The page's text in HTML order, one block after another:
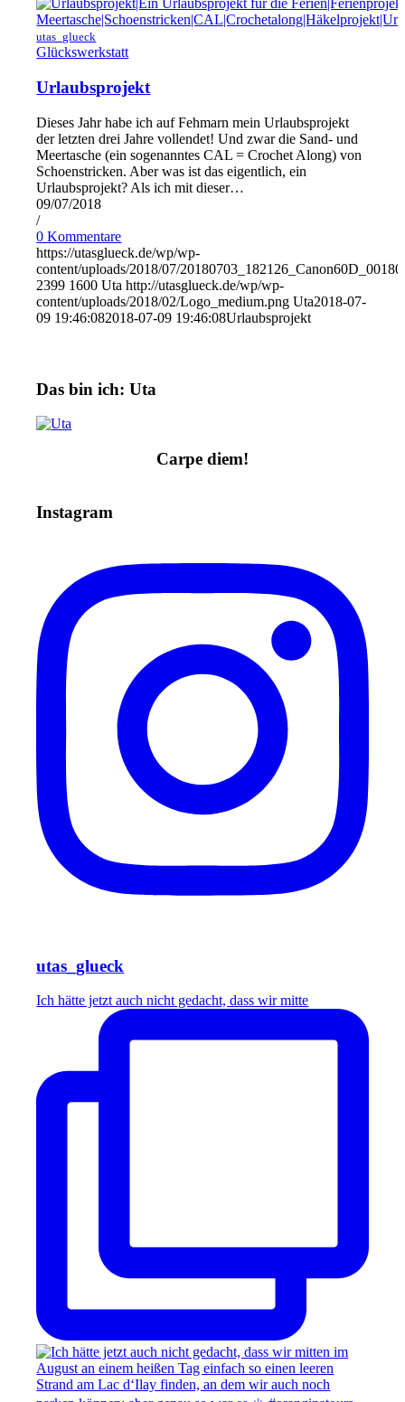
utas_glueck
Glückswerkstatt
Urlaubsprojekt
Dieses Jahr habe ich auf Fehmarn mein Urlaubsprojekt
der letzten drei Jahre vollendet! Und zwar die Sand- und
Meertasche (ein sogenanntes CAL = Crochet Along) von
Schoenstricken. Aber was ist das eigentlich, ein
Urlaubsprojekt? Als ich mit dieser…
09/07/2018
/
0 Kommentare
https://utasglueck.de/wp/wp-
content/uploads/2018/07/
2399 1600 Uta http://utasglueck.de/wp/wp-
content/uploads/2018/02/Logo_medium.png Uta2018-07-
09 19:46:082018-07-09 19:46:08Urlaubsprojekt
Das bin ich: Uta
Carpe diem!
Instagram
utas_glueck
Ich hätte jetzt auch nicht gedacht, dass wir mitte